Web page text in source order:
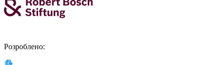
Розроблено: